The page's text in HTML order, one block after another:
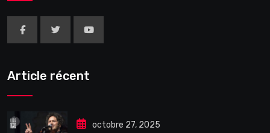
Article récent
octobre 27, 2025